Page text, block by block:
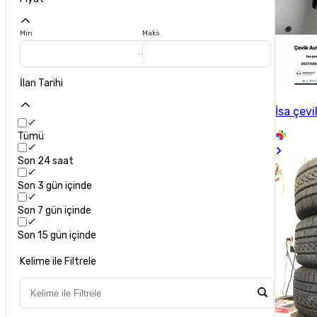
Min Maks
İlan Tarihi
Tümü
Son 24 saat
Son 3 gün içinde
Son 7 gün içinde
Son 15 gün içinde
Kelime ile Filtrele
İsa